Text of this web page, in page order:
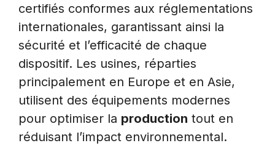
certifiés conformes aux réglementations
internationales, garantissant ainsi la
sécurité et l’efficacité de chaque
dispositif. Les usines, réparties
principalement en Europe et en Asie,
utilisent des équipements modernes
pour optimiser la production tout en
réduisant l’impact environnemental.